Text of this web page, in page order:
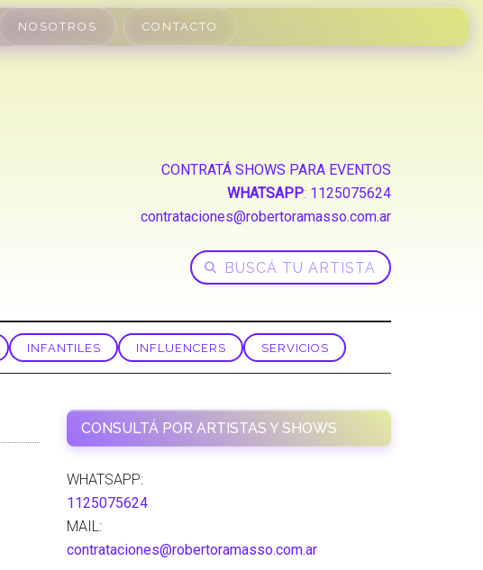
NOSOTROS CONTACTO
CONTRATÁ SHOWS PARA EVENTOS
WHATSAPP: 1125075624
contrataciones@robertoramasso.com.ar
INFANTILES INFLUENCERS SERVICIOS
CONSULTÁ POR ARTISTAS Y SHOWS
WHATSAPP:
1125075624
MAIL:
contrataciones@robertoramasso.com.ar